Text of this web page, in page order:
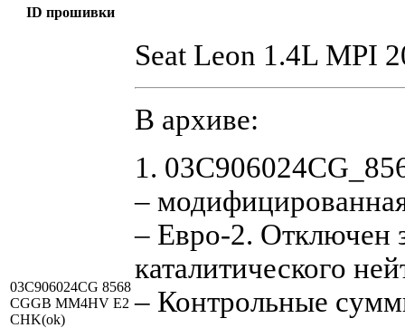
ID прошивки
03C906024CG 8568
CGGB MM4HV E2
CHK(ok)
Seat Leon 1.4L MPI
В архиве:
1.
–
– Евро-2. Отключен
каталитического
– Контрольные